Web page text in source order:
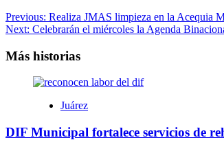
Navegación
de
entradas
Previous: Realiza JMAS limpieza en la Acequia
Next: Celebrarán el miércoles la Agenda
Más historias
Juárez
DIF Municipal fortalece servicios de